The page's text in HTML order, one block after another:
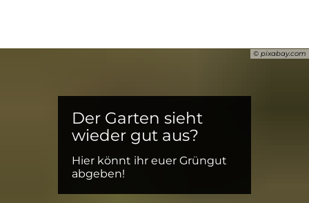
Ortsgemeinderat und Ausschüsse
Digitalbotschafter & Jugendbeauftragter
Abfallinfos
Gesundheit
KULTUR & FREIZEIT
Bürger & Tourist-Information
Bücherei
WIRTSCHAFT
© pixabay.com
Der Garten sieht
wieder gut aus?
Hier könnt ihr euer Grüngut
abgeben!